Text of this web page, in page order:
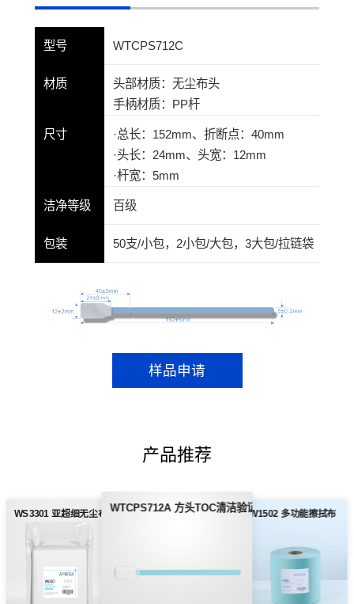
型号 WTCPS712C
材质
头部材质：无尘布头
手柄材质：PP杆
尺寸
·总长：152mm、折断点：40mm
·头长：24mm、头宽：12mm
·杆宽：5mm
洁净等级 百级
包装 50支/小包，2小包/大包，3大包/拉链袋
样品申请
产品推荐
WS3301 亚超细无尘布 WTCPS712A 方头TOC清洁验证棉签W1502 多功能擦拭布